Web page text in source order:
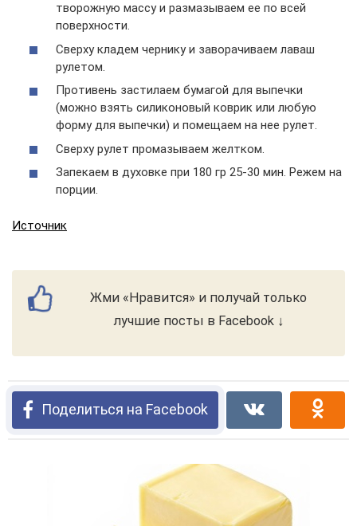
творожную массу и размазываем ее по всей
поверхности.
Сверху кладем чернику и заворачиваем лаваш
рулетом.
Противень застилаем бумагой для выпечки
(можно взять силиконовый коврик или любую
форму для выпечки) и помещаем на нее рулет.
Сверху рулет промазываем желтком.
Запекаем в духовке при 180 гр 25-30 мин. Режем на
порции.
Источник
Жми «Нравится» и получай только
лучшие посты в Facebook ↓
Поделиться на Facebook